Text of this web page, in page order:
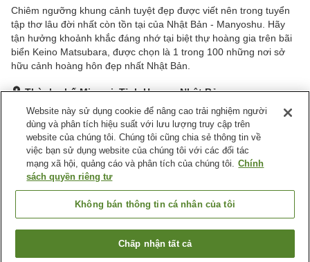
Chiêm ngưỡng khung cảnh tuyệt đẹp được viết nên trong tuyển
tập thơ lâu đời nhất còn tồn tại của Nhật Bản - Manyoshu. Hãy
tận hưởng khoảnh khắc đáng nhớ tại biệt thự hoàng gia trên bãi
biển Keino Matsubara, được chọn là 1 trong 100 những nơi sở
hữu cảnh hoàng hôn đẹp nhất Nhật Bản.
Thành phố Minami, Tỉnh Hyogo, Nhật Bản
Hiển thị trên bản đồ
Tuyệt vời Đánh giá:413 lượt
Tiện nghi chỗ nghỉ
Bãi đỗ xe
Bể sục
Spa / Salon
Tỉnh Hyogo
Tìm phòng trống
Website này sử dụng cookie để nâng cao trải nghiệm người
dùng và phân tích hiệu suất với lưu lượng truy cập trên
website của chúng tôi. Chúng tôi cũng chia sẻ thông tin về
việc bạn sử dụng website của chúng tôi với các đối tác
mạng xã hội, quảng cáo và phân tích của chúng tôi. Chính
sách quyền riêng tư
Không bán thông tin cá nhân của tôi
Chấp nhận tất cả